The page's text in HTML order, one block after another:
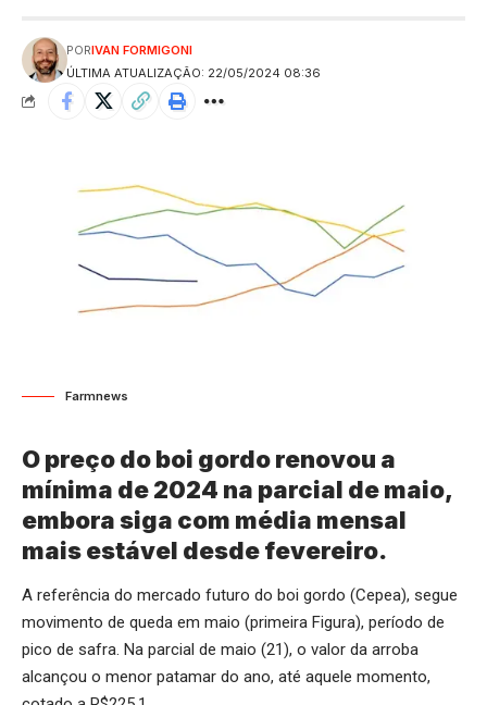
ÚLTIMA ATUALIZAÇÃO: 22/05/2024 08:36
PORIVAN FORMIGONI
Farmnews
O preço do boi gordo renovou a
mínima de 2024 na parcial de maio,
embora siga com média mensal
mais estável desde fevereiro.
A referência do mercado futuro do boi gordo (Cepea), segue
movimento de queda em maio (primeira Figura), período de
pico de safra. Na parcial de maio (21), o valor da arroba
alcançou o menor patamar do ano, até aquele momento,